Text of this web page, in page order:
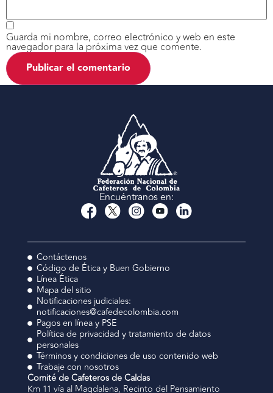
Guarda mi nombre, correo electrónico y web en este
navegador para la próxima vez que comente.
Encuéntranos en:
Contáctenos
Código de Ética y Buen Gobierno
Línea Ética
Mapa del sitio
Notificaciones judiciales:
notificaciones@cafedecolombia.com
Pagos en línea y PSE
Política de privacidad y tratamiento de datos
personales
Términos y condiciones de uso contenido web
Trabaje con nosotros
Comité de Cafeteros de Caldas
Km 11 vía al Magdalena, Recinto del Pensamiento